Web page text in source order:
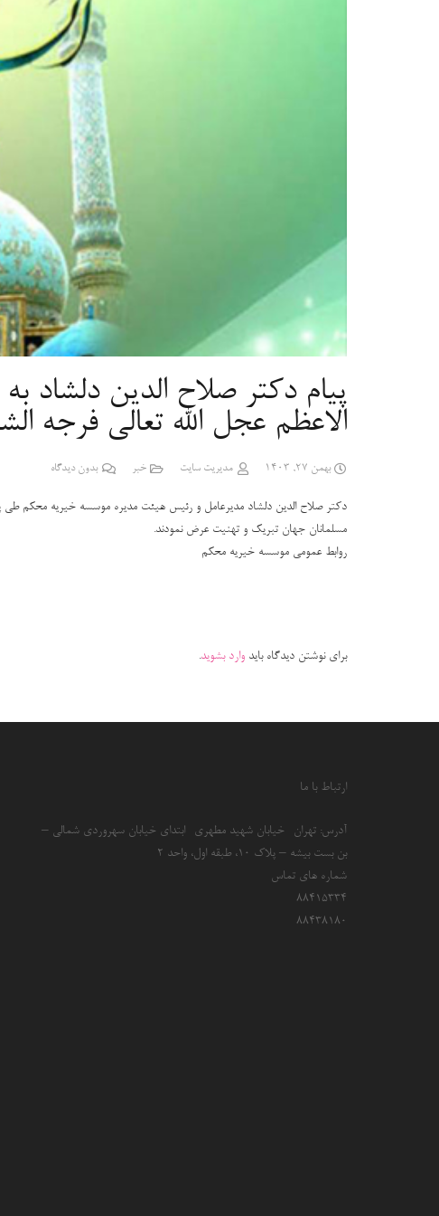
پیام دکتر صلاح الدین دلشاد
الاعظم عجل الله تعالی فرجه
بهمن 27, 1403 مدیریت سایت خبر بدون دیدگاه
دکتر صلاح الدین دلشاد مدیرعامل و رئیس هیئت مدیره موسسه خیریه محکم طی
مسلمانان جهان تبریک و تهنیت عرض نمودند.
روابط عمومی موسسه خیریه محکم
برای نوشتن دیدگاه باید وارد بشوید.
ارتباط با ما
آدرس: تهران- خیابان شهید مطهری- ابتدای خیابان سهروردی شمالی –
بن بست بیشه – پلاک 10، طبقه اول، واحد 2
شماره های تماس
۸۸۴۱۵۳۳۴
۸۸۴۳۸۱۸۰